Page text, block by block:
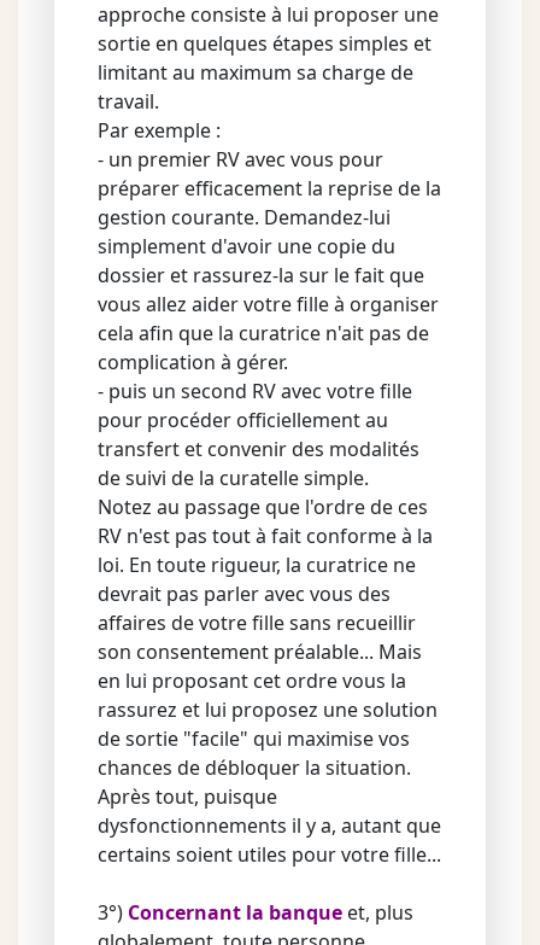
approche consiste à lui proposer une
sortie en quelques étapes simples et
limitant au maximum sa charge de
travail.
Par exemple :
- un premier RV avec vous pour
préparer efficacement la reprise de la
gestion courante. Demandez-lui
simplement d'avoir une copie du
dossier et rassurez-la sur le fait que
vous allez aider votre fille à organiser
cela afin que la curatrice n'ait pas de
complication à gérer.
- puis un second RV avec votre fille
pour procéder officiellement au
transfert et convenir des modalités
de suivi de la curatelle simple.
Notez au passage que l'ordre de ces
RV n'est pas tout à fait conforme à la
loi. En toute rigueur, la curatrice ne
devrait pas parler avec vous des
affaires de votre fille sans recueillir
son consentement préalable... Mais
en lui proposant cet ordre vous la
rassurez et lui proposez une solution
de sortie "facile" qui maximise vos
chances de débloquer la situation.
Après tout, puisque
dysfonctionnements il y a, autant que
certains soient utiles pour votre fille...
3°) Concernant la banque et, plus